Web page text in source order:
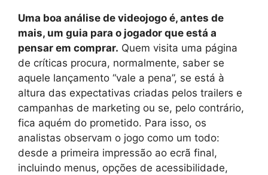
Uma boa análise de videojogo é, antes de
mais, um guia para o jogador que está a
pensar em comprar. Quem visita uma página
de críticas procura, normalmente, saber se
aquele lançamento “vale a pena”, se está à
altura das expectativas criadas pelos trailers e
campanhas de marketing ou se, pelo contrário,
fica aquém do prometido. Para isso, os
analistas observam o jogo como um todo:
desde a primeira impressão ao ecrã final,
incluindo menus, opções de acessibilidade,